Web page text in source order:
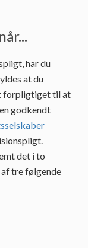
har du
at du
forpligtiget til at
godkendt
det i to
tre følgende